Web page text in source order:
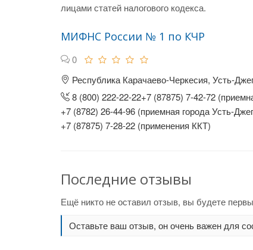
лицами статей налогового кодекса.
МИФНС России № 1 по КЧР
0
Республика Карачаево-Черкесия, Усть-
8 (800) 222-22-22+7 (87875) 7-42-72
+7 (8782) 26-44-96 (приемная города Усть-
+7 (87875) 7-28-22 (применения ККТ)
Последние отзывы
Ещё никто не оставил отзыв, вы будете
Оставьте ваш отзыв, он очень важен для